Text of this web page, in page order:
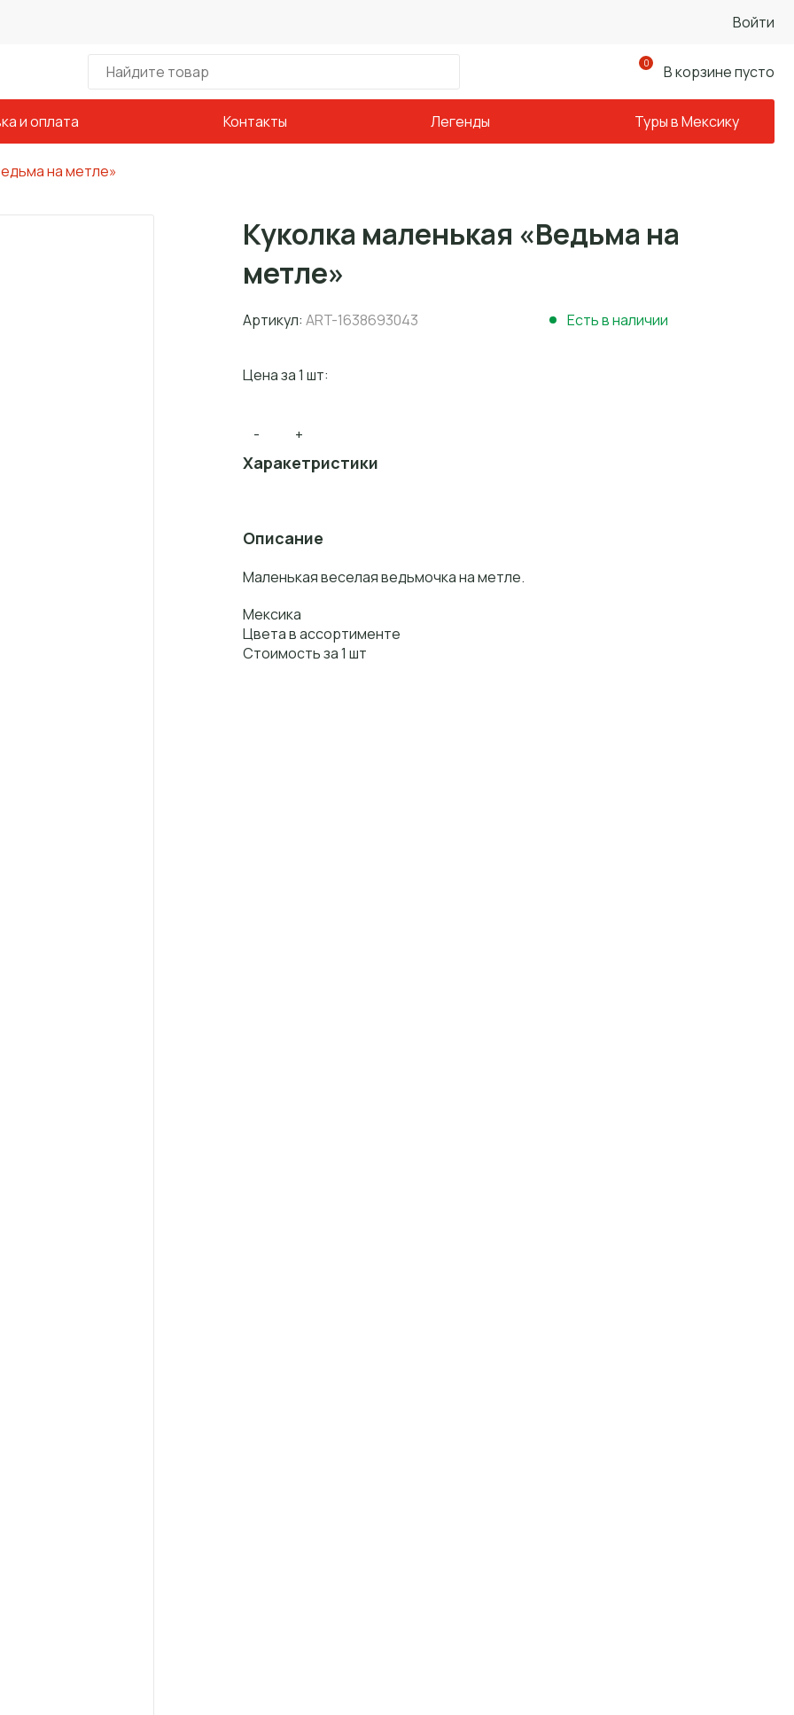
Войти
0 В корзине пусто
и оплата Контакты Легенды Туры в Мексику
на метле»
Куколка маленькая «Ведьма на
метле»
Артикул: ART-1638693043 Есть в наличии
Цена за 1 шт:
- +
Харакетристики
Описание
Маленькая веселая ведьмочка на метле.
Мексика
Цвета в ассортименте
Стоимость за 1 шт